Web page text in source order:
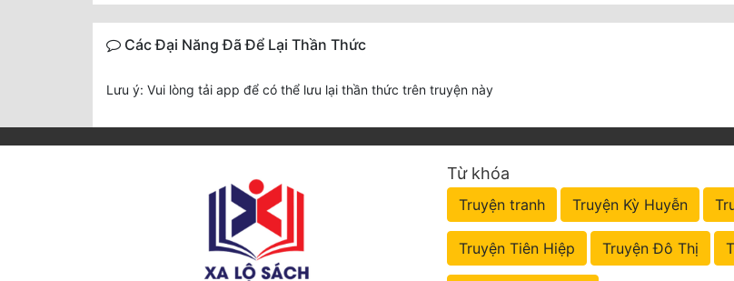
Các Đại Năng Đã Để Lại Thần Thức
Lưu ý: Vui lòng tải app để có thể lưu lại thần thức trên truyện này
Từ khóa
Truyện tranh Truyện Kỳ Huyễn
Truyện Tiên Hiệp Truyện Đô Thị